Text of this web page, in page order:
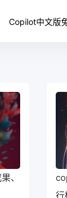
Copilot中文版
、
行